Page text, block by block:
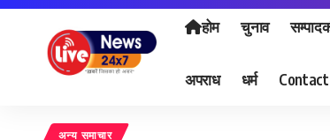
होम चुनाव
अपराध धर्म Contact
अन्य समाचार